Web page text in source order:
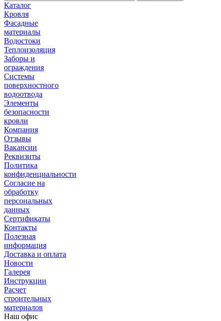
Каталог
Кровля
Фасадные
материалы
Водостоки
Теплоизоляция
Заборы и
ограждения
Системы
поверхностного
водоотвода
Элементы
безопасности
кровли
Компания
Отзывы
Вакансии
Реквизиты
Политика
конфиденциальности
Согласие на
обработку
персональных
данных
Сертификаты
Контакты
Полезная
информация
Доставка и оплата
Новости
Галерея
Инструкции
Расчет
строительных
материалов
Наш офис